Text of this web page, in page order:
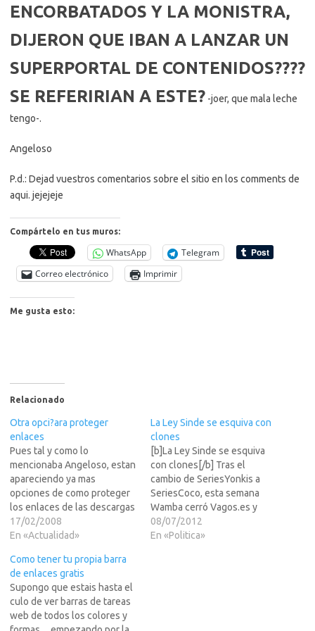
ENCORBATADOS Y LA MONISTRA,
DIJERON QUE IBAN A LANZAR UN
SUPERPORTAL DE CONTENIDOS????
SE REFERIRIAN A ESTE? -joer, que mala leche
tengo-.
Angeloso
P.d.: Dejad vuestros comentarios sobre el sitio en los comments de
aqui. jejejeje
Compártelo en tus muros:
WhatsApp
Telegram
Correo electrónico
Imprimir
Me gusta esto:
Relacionado
Otra opci?ara proteger
enlaces
Pues tal y como lo
mencionaba Angeloso, estan
apareciendo ya mas
opciones de como proteger
los enlaces de las descargas
de estos sitios ya tan
famosos ya que para que
formato de este sitio es que
introducis el enlace a
proteger, si se desea se
puede poner…
17/02/2008
En «Actualidad»
La Ley Sinde se esquiva con
clones
[b]La Ley Sinde se esquiva
con clones[/b] Tras el
cambio de SeriesYonkis a
SeriesCoco, esta semana
Wamba cerró Vagos.es y
lanzó Zasca.com, un sitio
con la misma filosofía de
08/07/2012
En «Politica»
Como tener tu propia barra
de enlaces gratis
Supongo que estais hasta el
culo de ver barras de tareas
web de todos los colores y